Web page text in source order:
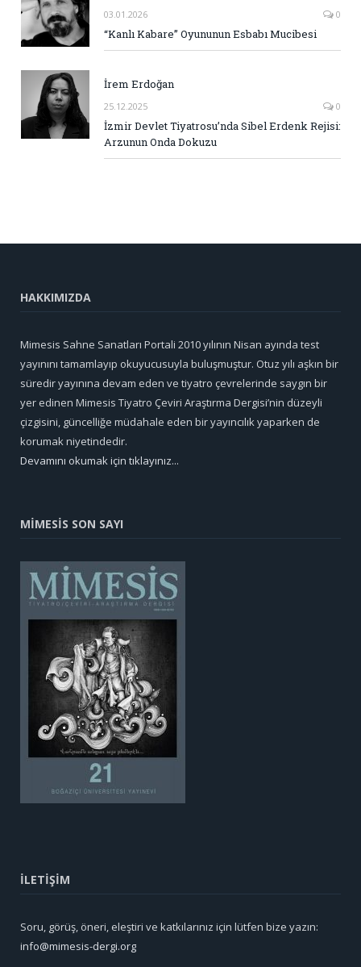
03.01.2026 0
“Kanlı Kabare” Oyununun Esbabı Mucibesi
İrem Erdoğan
25.12.2025 0
İzmir Devlet Tiyatrosu’nda Sibel Erdenk Rejisi:
Arzunun Onda Dokuzu
HAKKIMIZDA
Mimesis Sahne Sanatları Portali 2010 yılının Nisan ayında test
yayınını tamamlayıp okuyucusuyla buluşmuştur. Otuz yılı aşkın bir
süredir yayınına devam eden ve tiyatro çevrelerinde saygın bir
yer edinen Mimesis Tiyatro Çeviri Araştırma Dergisi’nin düzeyli
çizgisini, güncelliğe müdahale eden bir yayıncılık yaparken de
korumak niyetindedir.
Devamını okumak için tıklayınız...
MİMESİS SON SAYI
İLETİŞİM
Soru, görüş, öneri, eleştiri ve katkılarınız için lütfen bize yazın:
info@mimesis-dergi.org